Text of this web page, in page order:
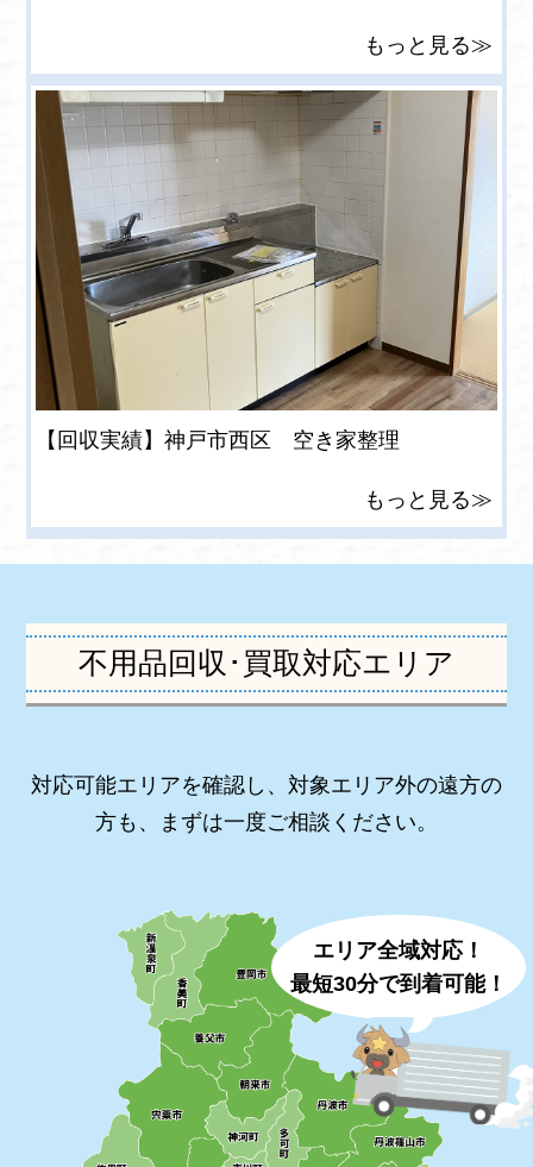
もっと見る≫
【回収実績】神戸市西区 空き家整理
もっと見る≫
不用品回収･買取対応エリア
対応可能エリアを確認し、対象エリア外の遠方の
方も、まずは一度ご相談ください。
エリア全域対応！
最短30分で到着可能！